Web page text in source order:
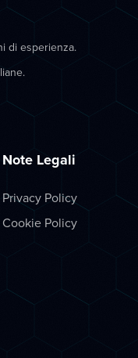
di esperienza.
Note Legali
Privacy Policy
Cookie Policy